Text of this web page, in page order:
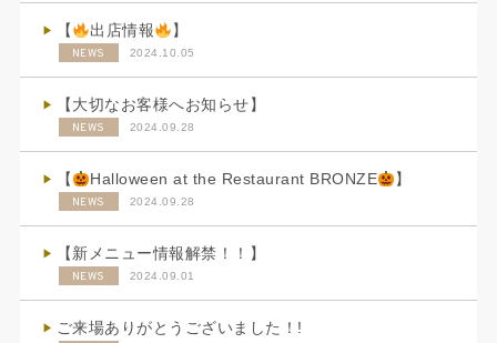
【 出店情報 】
NEWS 2024.10.05
【大切なお客様へお知らせ】
NEWS 2024.09.28
【 Halloween at the Restaurant BRONZE 】
NEWS 2024.09.28
【新メニュー情報解禁！！】
NEWS 2024.09.01
ご来場ありがとうございました！!